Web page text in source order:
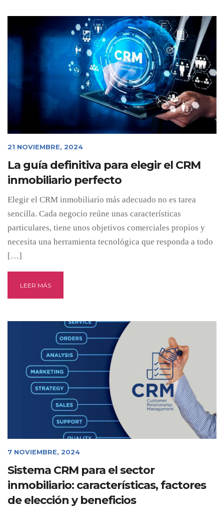
21 NOVIEMBRE, 2024
La guía definitiva para elegir el CRM
inmobiliario perfecto
Elegir el CRM inmobiliario más adecuado no es tarea
sencilla. Cada negocio reúne unas características
particulares, tiene unos objetivos comerciales propios y
necesita una herramienta tecnológica que responda a todo
[…]
LEER MÁS
7 NOVIEMBRE, 2024
Sistema CRM para el sector
inmobiliario: características, factores
de elección y beneficios